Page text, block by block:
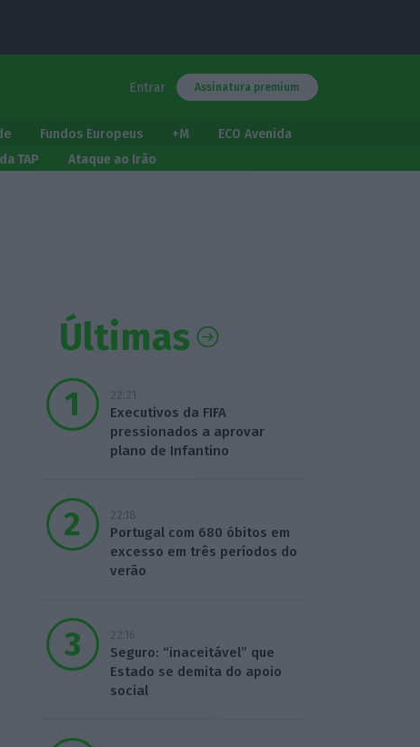
Entrar Assinatura premium
Fundos Europeus +M
ECO Avenida
TAP Ataque ao Irão
Últimas
22:21
Executivos da FIFA
pressionados a aprovar
plano de Infantino
22:18
Portugal com 680 óbitos em
excesso em três períodos do
verão
22:16
Seguro: “inaceitável” que
Estado se demita do apoio
social